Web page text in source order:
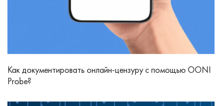
Как документировать онлайн-цензуру с помощью OONI
Probe?